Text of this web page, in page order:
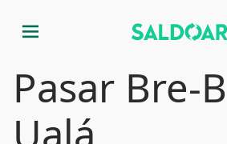
menu
Pasar Bre-